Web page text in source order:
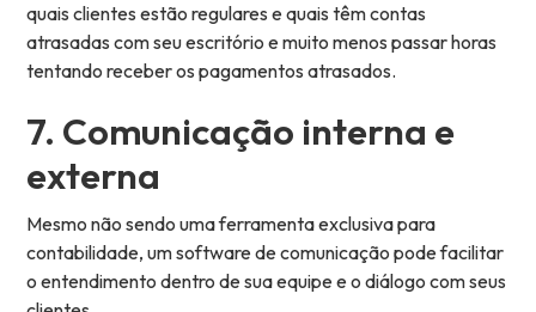
quais clientes estão regulares e quais têm contas
atrasadas com seu escritório e muito menos passar horas
tentando receber os pagamentos atrasados.
7. Comunicação interna e
externa
Mesmo não sendo uma ferramenta exclusiva para
contabilidade, um software de comunicação pode facilitar
o entendimento dentro de sua equipe e o diálogo com seus